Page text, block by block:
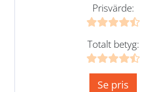
Prisvärde:
Totalt betyg:
Se pris